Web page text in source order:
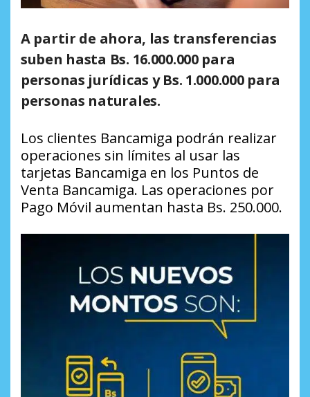
A partir de ahora, las transferencias
suben hasta Bs. 16.000.000 para
personas jurídicas y Bs. 1.000.000 para
personas naturales.
Los clientes Bancamiga podrán realizar
operaciones sin límites al usar las
tarjetas Bancamiga en los Puntos de
Venta Bancamiga. Las operaciones por
Pago Móvil aumentan hasta Bs. 250.000.